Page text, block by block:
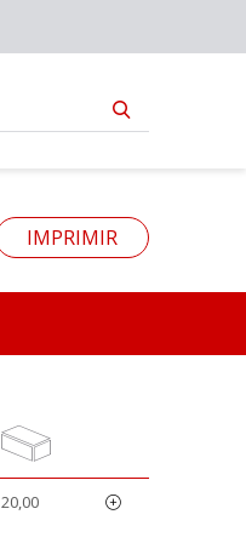
IMPRIMIR
20,00